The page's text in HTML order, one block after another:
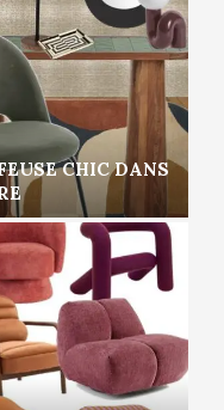
CHIC DANS